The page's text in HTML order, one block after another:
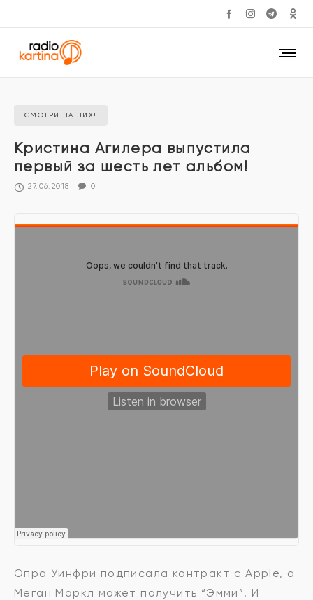
СМОТРИ НА НИХ!
Кристина Агилера выпустила
первый за шесть лет альбом!
27.06.2018 0
Опра Уинфри подписала контракт с Apple, а
Меган Маркл может получить “Эмми”. И